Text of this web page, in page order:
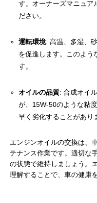
す。オーナーズマニュア
ださい。
運転環境: 高温、多湿、
を促進します。このよう
す。
オイルの品質: 合成オイ
が、15W-50のような粘
早く劣化することがあり
エンジンオイルの交換は、
テナンス作業です。適切な
の状態で維持しましょう。
理解することで、車の健康